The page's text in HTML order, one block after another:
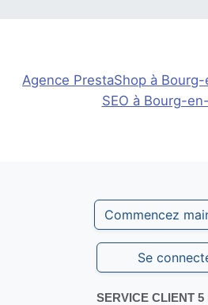
Agence PrestaShop à
SEO à Bourg-
Commencez
Se
SERVICE CLIENT 5